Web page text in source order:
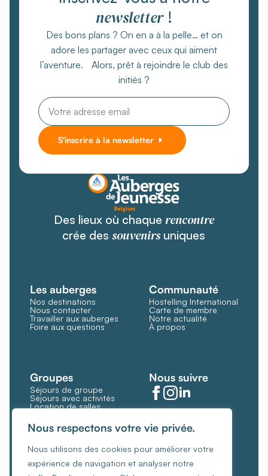
newsletter!
Des bons plans ? On en a à la pelle… et on
adore les partager avec ceux qui aiment
l’aventure. Alors, prêt à rejoindre le club des
initiés ?
Email
S'inscrire à la newsletter
Des lieux où chaque rencontre
crée dessouvenirsuniques
Les auberges
Nos destinations
Nous contacter
Travailler aux auberges
Foire aux questions
Communauté
Hostelling International
Carte de membre
Notre actualité
À propos
Groupes
Séjours de groupe
Séjours avec activités
Location de salles
Nous suivre
Gérer les cookies
Conditions générales
Politique de confidentialité
Nous respectons votre vie privée.
Nous utilisons des cookies pour améliorer votre
expérience de navigation et analyser notre